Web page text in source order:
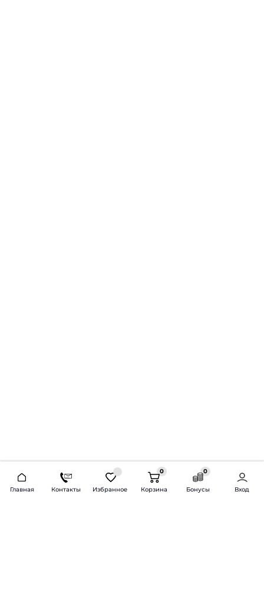
Главная Контакты Избранное
0
Корзина
0
Бонусы Вход
2026 © Продажа и установка автозвука.
Доставка по всей России и СНГ